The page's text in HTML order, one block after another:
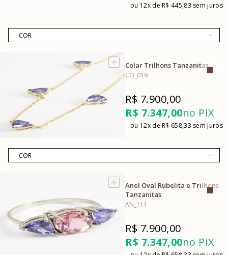
12x R$ 445,83
Colar Trilhons Tanzanitas
CO_019
R$ 7.347,00no PIX
R$ 7.900,00
12x R$ 658,33
Anel Oval Rubelita e Trilhons
Tanzanitas
AN_111
R$ 7.347,00no PIX
R$ 7.900,00